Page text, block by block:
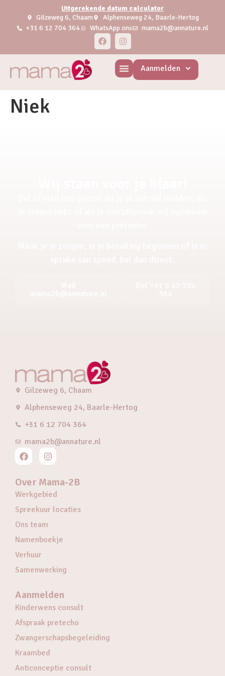
Uitgerekende datum calculator
Gilzeweg 6, Chaam
Alphenseweg 24, Baarle-Hertog
+31 6 12 704 364
WhatsApp ons mama2b@annature.nl
Aanmelden
Niek
Gilzeweg 6, Chaam
Alphenseweg 24, Baarle-Hertog
+31 6 12 704 364
mama2b@annature.nl
Over Mama-2B
Werkgebied
Spreekuur locaties
Ons team
Namenboekje
Verhuur
Samenwerking
Aanmelden
Kinderwens consult
Afspraak pretecho
Zwangerschapsbegeleiding
Kraambed
Anticonceptie consult